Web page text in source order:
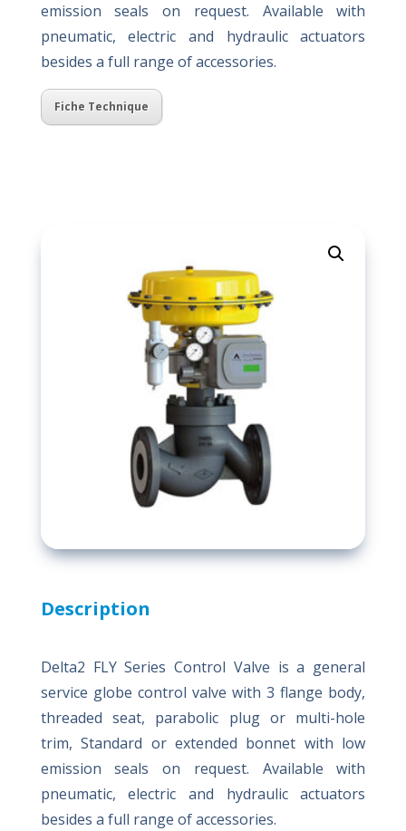
emission seals on request. Available with
pneumatic, electric and hydraulic actuators
besides a full range of accessories.
Fiche Technique
Description
Delta2 FLY Series Control Valve is a general
service globe control valve with 3 flange body,
threaded seat, parabolic plug or multi-hole
trim, Standard or extended bonnet with low
emission seals on request. Available with
pneumatic, electric and hydraulic actuators
besides a full range of accessories.